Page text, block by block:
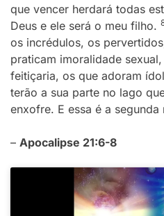
que vencer herdará todas
Deus e ele será o meu filho.
os incrédulos, os
praticam imoralidade
feitiçaria, os que adoram
terão a sua parte no lago
enxofre. E essa é a segunda
– Apocalipse 21:6-8